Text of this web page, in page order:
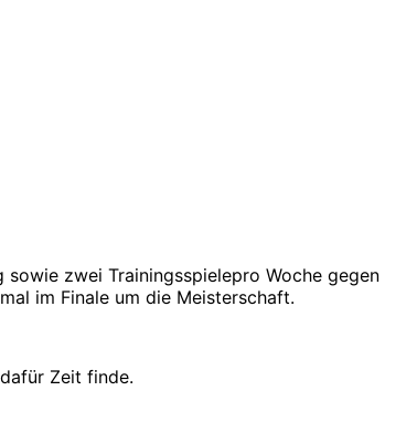
zwei Trainingsspielepro Woche gegen
im Finale um die Meisterschaft.
Zeit finde.